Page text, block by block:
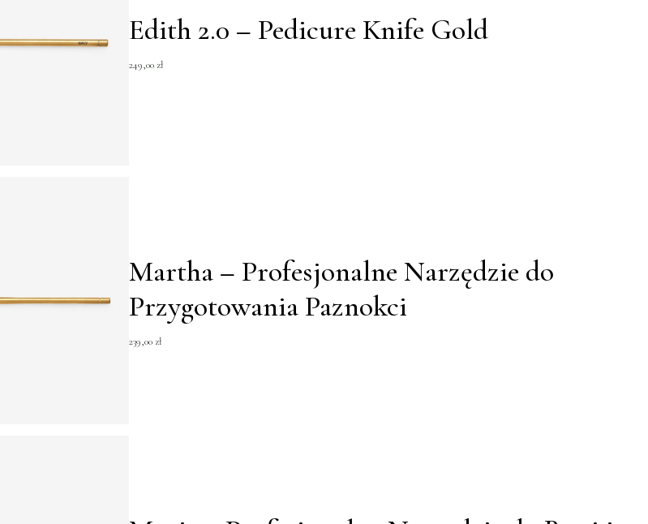
Edith 2.0 – Pedicure Knife Gold
249,00 zł
Martha – Profesjonalne Narzędzie do
Przygotowania Paznokci
239,00 zł